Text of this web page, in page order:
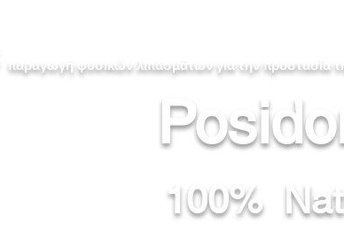
παραγωγή φυσικών λιπασμάτων για την προστασία
100%